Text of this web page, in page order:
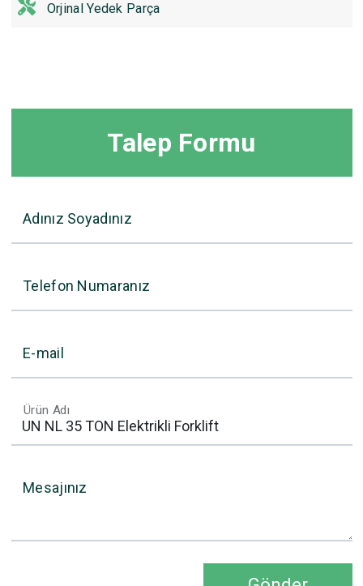
Orjinal Yedek Parça
Talep Formu
Adınız Soyadınız
Telefon Numaranız
E-mail
Ürün Adı
Mesajınız